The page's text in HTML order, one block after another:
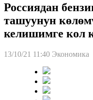
Россиядан
ташуунун
келишимге кол
13/10/21 11:40 Экономика